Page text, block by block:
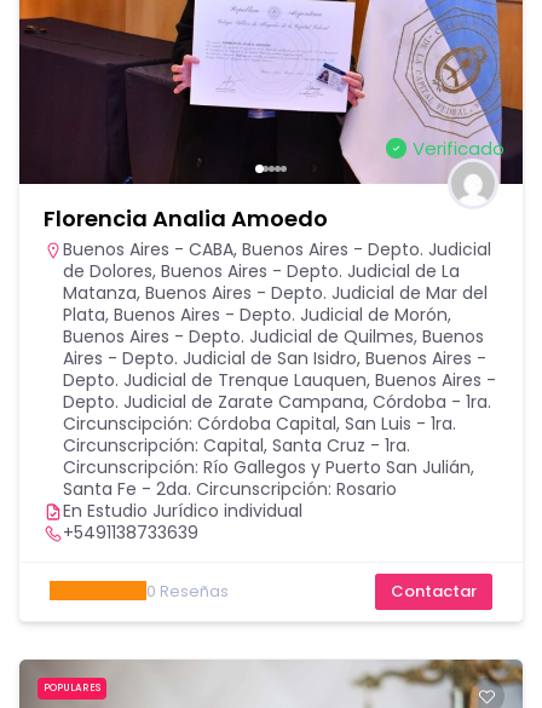
Verificado
Florencia Analia Amoedo
Buenos Aires - CABA, Buenos Aires - Depto. Judicial
de Dolores, Buenos Aires - Depto. Judicial de La
Matanza, Buenos Aires - Depto. Judicial de Mar del
Plata, Buenos Aires - Depto. Judicial de Morón,
Buenos Aires - Depto. Judicial de Quilmes, Buenos
Aires - Depto. Judicial de San Isidro, Buenos Aires -
Depto. Judicial de Trenque Lauquen, Buenos Aires -
Depto. Judicial de Zarate Campana, Córdoba - 1ra.
Circunscipción: Córdoba Capital, San Luis - 1ra.
Circunscripción: Capital, Santa Cruz - 1ra.
Circunscripción: Río Gallegos y Puerto San Julián,
Santa Fe - 2da. Circunscripción: Rosario
En Estudio Jurídico individual
+5491138733639
0 Reseñas Contactar
POPULARES